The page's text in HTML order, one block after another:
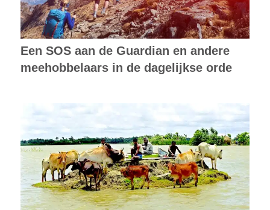
Een SOS aan de Guardian en andere
meehobbelaars in de dagelijkse orde